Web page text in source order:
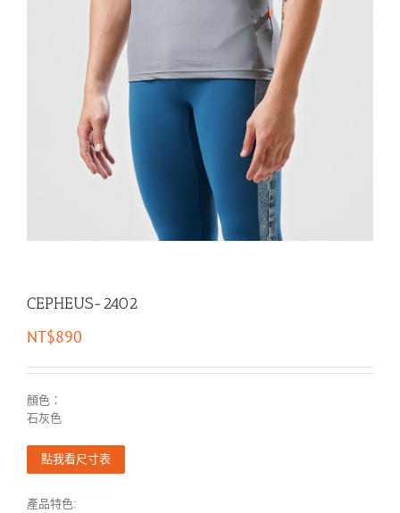
CEPHEUS-2402
NT$890
顏色：
石灰色
點我看尺寸表
產品特色: